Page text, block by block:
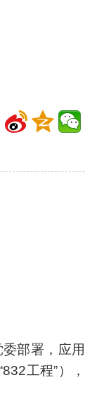
部署，应用
工程”），